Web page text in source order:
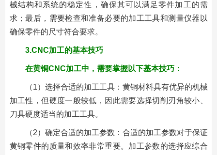
械结构和系统的稳定性，确保其可以满足零件加工的需
求；最后，需要检查和准备必要的加工工具和测量仪器以
确保零件的尺寸符合要求。
3.CNC加工的基本技巧
在黄铜CNC加工中，需要掌握以下基本技巧：
（1）选择合适的加工工具：黄铜材料具有优异的机械
加工性，但硬度一般较低，因此需要选择切削刃角较小、
刀具硬度适当的加工工具。
（2）确定合适的加工参数：合适的加工参数对于保证
黄铜零件的质量和效率非常重要。加工参数的选择应综合